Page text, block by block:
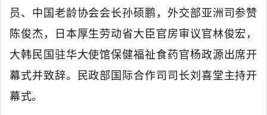
员、中国老龄协会会长孙硕鹏，外交部亚洲司参赞
陈俊杰，日本厚生劳动省大臣官房审议官林俊宏，
大韩民国驻华大使馆保健福祉食药官杨政源出席开
幕式并致辞。民政部国际合作司司长刘喜堂主持开
幕式。